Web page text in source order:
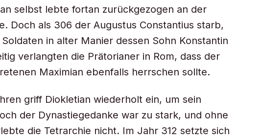
selbst lebte fortan zurückgezogen an der
Doch als 306 der Augustus Constantius starb,
in alter Manier dessen Sohn Konstantin
verlangten die Prätorianer in Rom, dass der
Maximian ebenfalls herrschen sollte.
griff Diokletian wiederholt ein, um sein
der Dynastiegedanke war zu stark, und ohne
die Tetrarchie nicht. Im Jahr 312 setzte sich